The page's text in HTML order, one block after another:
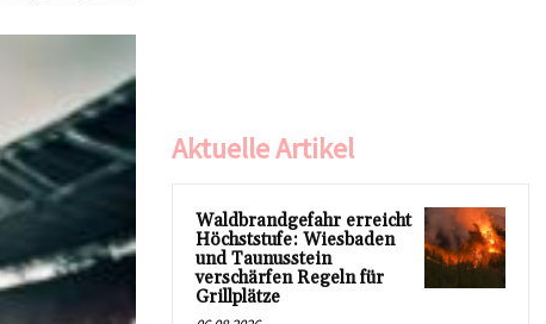
Aktuelle Artikel
Waldbrandgefahr erreicht
Höchststufe: Wiesbaden
und Taunusstein
verschärfen Regeln für
Grillplätze